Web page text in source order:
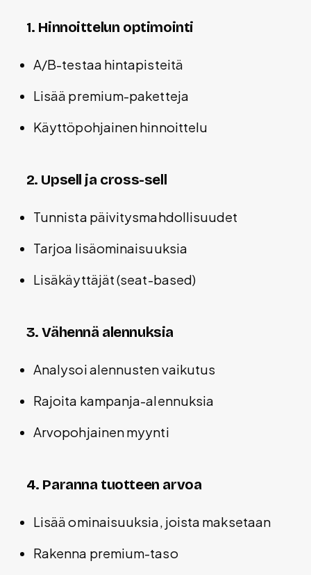
1. Hinnoittelun optimointi
A/B-testaa hintapisteitä
Lisää premium-paketteja
Käyttöpohjainen hinnoittelu
2. Upsell ja cross-sell
Tunnista päivitysmahdollisuudet
Tarjoa lisäominaisuuksia
Lisäkäyttäjät (seat-based)
3. Vähennä alennuksia
Analysoi alennusten vaikutus
Rajoita kampanja-alennuksia
Arvopohjainen myynti
4. Paranna tuotteen arvoa
Lisää ominaisuuksia, joista maksetaan
Rakenna premium-taso